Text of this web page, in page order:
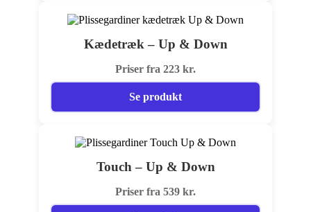
Kædetræk – Up & Down
Priser fra 223 kr.
Se produkt
Touch – Up & Down
Priser fra 539 kr.